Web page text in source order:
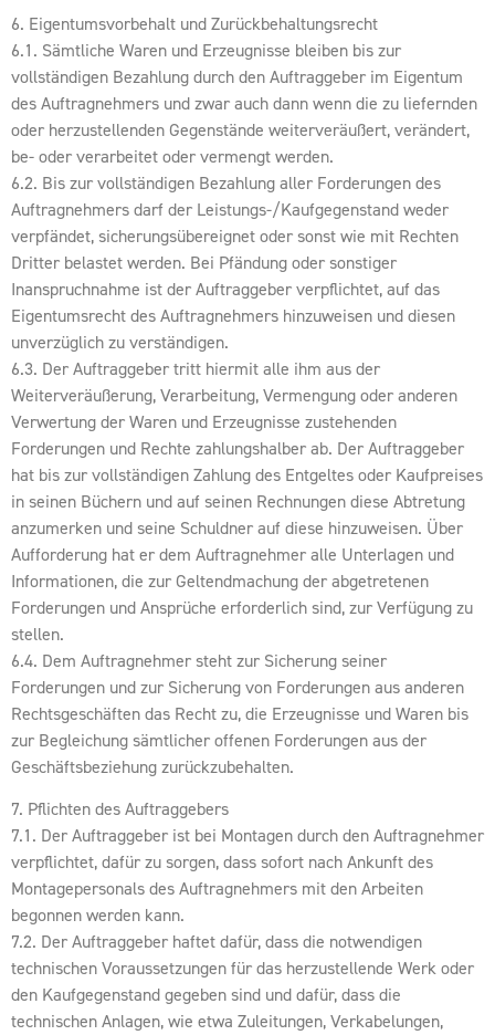
6. Eigentumsvorbehalt und Zurückbehaltungsrecht
6.1. Sämtliche Waren und Erzeugnisse bleiben bis zur
vollständigen Bezahlung durch den Auftraggeber im Eigentum
des Auftragnehmers und zwar auch dann wenn die zu liefernden
oder herzustellenden Gegenstände weiterveräußert, verändert,
be- oder verarbeitet oder vermengt werden.
6.2. Bis zur vollständigen Bezahlung aller Forderungen des
Auftragnehmers darf der Leistungs-/Kaufgegenstand weder
verpfändet, sicherungsübereignet oder sonst wie mit Rechten
Dritter belastet werden. Bei Pfändung oder sonstiger
Inanspruchnahme ist der Auftraggeber verpflichtet, auf das
Eigentumsrecht des Auftragnehmers hinzuweisen und diesen
unverzüglich zu verständigen.
6.3. Der Auftraggeber tritt hiermit alle ihm aus der
Weiterveräußerung, Verarbeitung, Vermengung oder anderen
Verwertung der Waren und Erzeugnisse zustehenden
Forderungen und Rechte zahlungshalber ab. Der Auftraggeber
hat bis zur vollständigen Zahlung des Entgeltes oder Kaufpreises
in seinen Büchern und auf seinen Rechnungen diese Abtretung
anzumerken und seine Schuldner auf diese hinzuweisen. Über
Aufforderung hat er dem Auftragnehmer alle Unterlagen und
Informationen, die zur Geltendmachung der abgetretenen
Forderungen und Ansprüche erforderlich sind, zur Verfügung zu
stellen.
6.4. Dem Auftragnehmer steht zur Sicherung seiner
Forderungen und zur Sicherung von Forderungen aus anderen
Rechtsgeschäften das Recht zu, die Erzeugnisse und Waren bis
zur Begleichung sämtlicher offenen Forderungen aus der
Geschäftsbeziehung zurückzubehalten.
7. Pflichten des Auftraggebers
7.1. Der Auftraggeber ist bei Montagen durch den Auftragnehmer
verpflichtet, dafür zu sorgen, dass sofort nach Ankunft des
Montagepersonals des Auftragnehmers mit den Arbeiten
begonnen werden kann.
7.2. Der Auftraggeber haftet dafür, dass die notwendigen
technischen Voraussetzungen für das herzustellende Werk oder
den Kaufgegenstand gegeben sind und dafür, dass die
technischen Anlagen, wie etwa Zuleitungen, Verkabelungen,